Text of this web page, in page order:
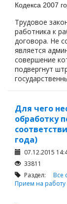
Кодекса 2007
Трудовое
работника к
договора. Не
является
совершение
подвергнут
Для чего
обработку
года)
07.12.2015
33811
Раздел: Все
Прием на работу